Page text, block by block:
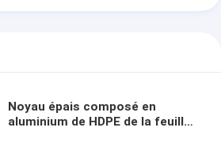
Noyau épais composé en
aluminium de HDPE de la feuille